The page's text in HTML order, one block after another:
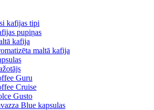
kafijas tipi
pupiņas
kafija
maltā kafija
Guru
Cruise
Gusto
Blue kapsulas